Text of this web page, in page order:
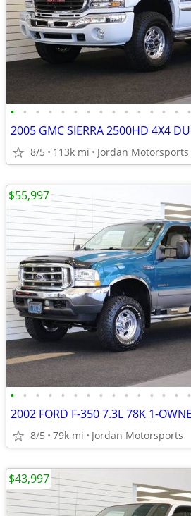
• • • • • • • • • • • • • • •
8/5 113k mi Jordan Motorsports
• • • • • • • • • • • • • • •
8/5 79k mi Jordan Motorsports
$55,997
$43,997